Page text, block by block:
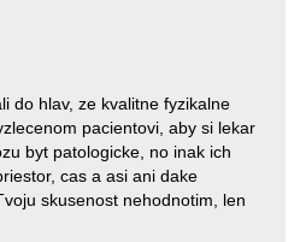
do hlav, ze kvalitne fyzikalne
pacientovi, aby si lekar
byt patologicke, no inak ich
cas a asi ani dake
skusenost nehodnotim, len